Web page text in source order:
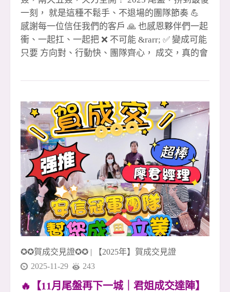
一刻， 就是這種不鬆手、不退場的團隊節奏 💪
感謝每一位信任我們的客戶 🙏 也感恩夥伴們一起
衝、一起扛、一起把 ❌ 不可能 &rarr; ✅ 變成可能
只要 方向對、行動快、團隊齊心， 成交，真的會
說話、用行動證明， 2025 收尾直接開加速， 未
成交夥伴 🔹 1 簽聯賣 👉 湘儀 🎉 👉
忠信協理（月 2 簽）🎉 🔹 2 簽 👉 尼克經理（全
炮）🎉 🔹 3 簽 👉 尼克經理 🎉 👉 聖
哲經理 🎉 🔹 4 簽聯賣 👉 玉華 🎉
👉 阿發 &amp; 孟豪 🎉（金城店） 🔹 5 簽聯賣
👉 小紅經理 &amp; 晶伊 🎉 👉 眉
如 🎉（領袖店） 🙌 特別感謝 🙏 聯賣重劃店 黃店
&amp; 湘儀 共創佳績
✪✪賀成交見證✪✪ |
【2025年】賀成交見證
2025-11-29
243
🔥【11月尾盤再下一城｜君姐成交達陣】